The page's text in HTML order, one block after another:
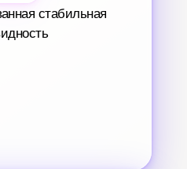
стабильная